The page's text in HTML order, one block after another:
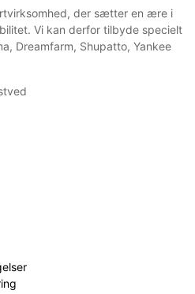
der sætter en ære i
Vi kan derfor tilbyde specielt
Dreamfarm, Shupatto, Yankee